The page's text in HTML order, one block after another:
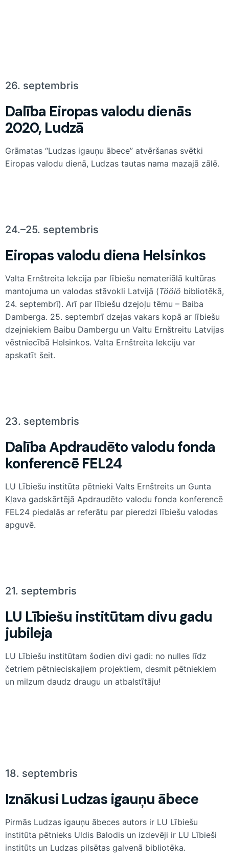
26. septembris
Dalība Eiropas valodu dienās
2020, Ludzā
Grāmatas “Ludzas igauņu ābece” atvēršanas svētki
Eiropas valodu dienā, Ludzas tautas nama mazajā zālē.
24.–25. septembris
Eiropas valodu diena Helsinkos
Valta Ernštreita lekcija par lībiešu nemateriālā kultūras
mantojuma un valodas stāvokli Latvijā (Töölö bibliotēkā,
24. septembrī). Arī par lībiešu dzejoļu tēmu – Baiba
Damberga. 25. septembrī dzejas vakars kopā ar lībiešu
dzejniekiem Baibu Dambergu un Valtu Ernštreitu Latvijas
vēstniecībā Helsinkos. Valta Ernštreita lekciju var
apskatīt šeit.
23. septembris
Dalība Apdraudēto valodu fonda
konferencē FEL24
LU Lībiešu institūta pētnieki Valts Ernštreits un Gunta
Kļava gadskārtējā Apdraudēto valodu fonda konferencē
FEL24 piedalās ar referātu par pieredzi lībiešu valodas
apguvē.
21. septembris
LU Lībiešu institūtam divu gadu
jubileja
LU Lībiešu institūtam šodien divi gadi: no nulles līdz
četriem pētnieciskajiem projektiem, desmit pētniekiem
un milzum daudz draugu un atbalstītāju!
18. septembris
Iznākusi Ludzas igauņu ābece
Pirmās Ludzas igauņu ābeces autors ir LU Lībiešu
institūta pētnieks Uldis Balodis un izdevēji ir LU Lībieši
institūts un Ludzas pilsētas galvenā bibliotēka.